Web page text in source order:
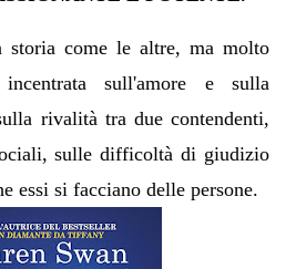
come le altre, ma molto
sull'amore e sulla
rivalità tra due contendenti,
sulle difficoltà di giudizio
essi si facciano delle persone.